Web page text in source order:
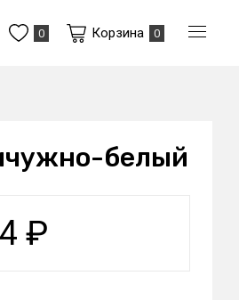
0 Корзина 0
белый
₽